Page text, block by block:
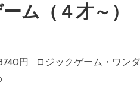
ム（４才～）
円 ロジックゲーム・ワ